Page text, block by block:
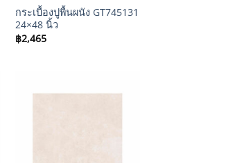
กระเบื้องปูพื้นผนัง GT745131
24×48 นิ้ว
฿2,465